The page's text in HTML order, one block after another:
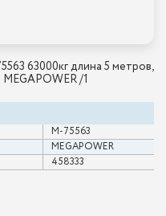
63000кг длина 5 метров,
/1
M-75563
MEGAPOWER
458333